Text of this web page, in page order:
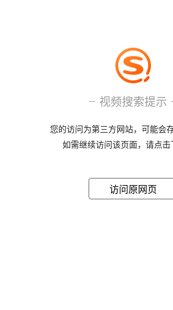
视频搜索提示
您的访问为第三方网站，可能会
如需继续访问该页面，请点击
访问原网页